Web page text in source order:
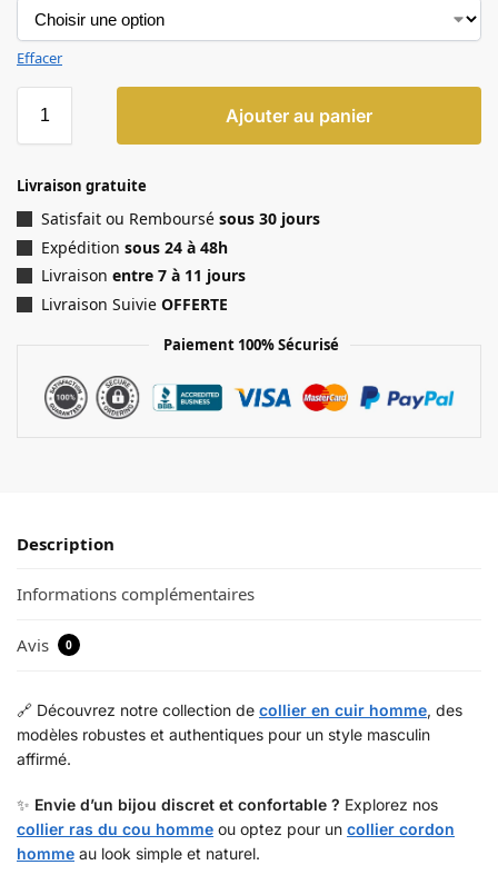
Effacer
Ajouter au panier
Livraison gratuite
Satisfait ou Remboursé sous 30 jours
Expédition sous 24 à 48h
Livraison entre 7 à 11 jours
Livraison Suivie OFFERTE
Paiement 100% Sécurisé
Description
Informations complémentaires
Avis 0
🔗 Découvrez notre collection de collier en cuir homme, des
modèles robustes et authentiques pour un style masculin
affirmé.
✨ Envie d’un bijou discret et confortable ? Explorez nos
collier ras du cou homme ou optez pour un collier cordon
homme au look simple et naturel.